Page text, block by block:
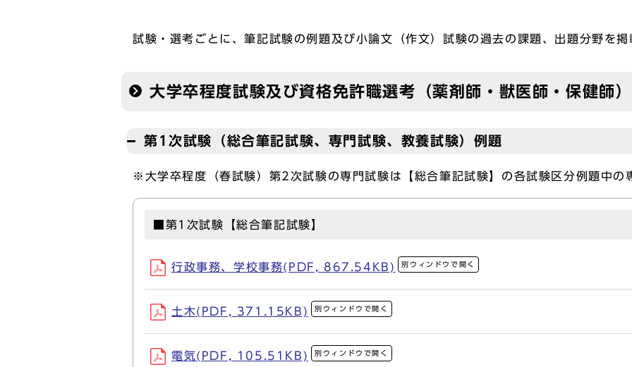
試験・選考ごとに、筆記試験の例題及び小論文（作文）試験の過去の課題、出題分野を
大学卒程度試験及び資格免許職選考（薬剤師・獣医師・保健師）
第1次試験（総合筆記試験、専門試験、教養試験）例題
※大学卒程度（春試験）第2次試験の専門試験は【総合筆記試験】の各試験区分例題中の
■第1次試験【総合筆記試験】
行政事務、学校事務(PDF, 867.54KB) 別ウィンドウで開く
土木(PDF, 371.15KB) 別ウィンドウで開く
電気(PDF, 105.51KB) 別ウィンドウで開く